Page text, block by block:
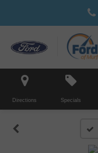
Directions Specials